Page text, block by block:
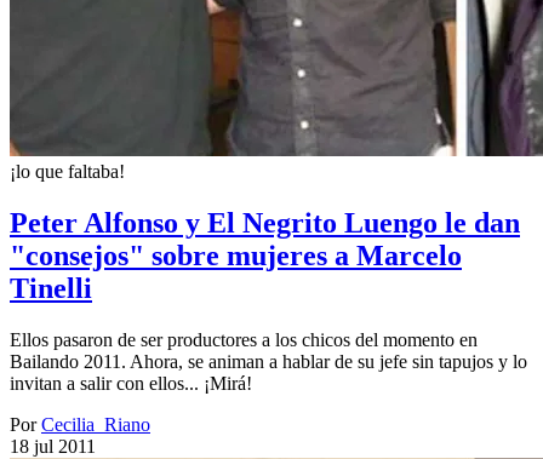
¡lo que faltaba!
Peter Alfonso y El Negrito Luengo le dan
"consejos" sobre mujeres a Marcelo
Tinelli
Ellos pasaron de ser productores a los chicos del momento en
Bailando 2011. Ahora, se animan a hablar de su jefe sin tapujos y lo
invitan a salir con ellos... ¡Mirá!
PorCecilia_Riano
18 jul 2011